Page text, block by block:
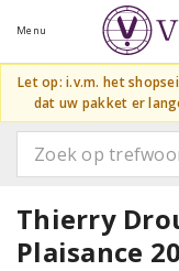
Menu
Let op: i.v.m. het
dat uw pakket er
Thierry
Plaisance